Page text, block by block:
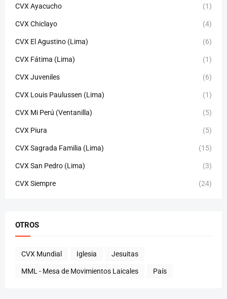
CVX Ayacucho (1)
CVX Chiclayo (4)
CVX El Agustino (Lima) (6)
CVX Fátima (Lima) (1)
CVX Juveniles (6)
CVX Louis Paulussen (Lima) (1)
CVX Mi Perú (Ventanilla) (5)
CVX Piura (5)
CVX Sagrada Familia (Lima) (15)
CVX San Pedro (Lima) (3)
CVX Siempre (24)
OTROS
CVX Mundial Iglesia Jesuitas
MML - Mesa de Movimientos Laicales País